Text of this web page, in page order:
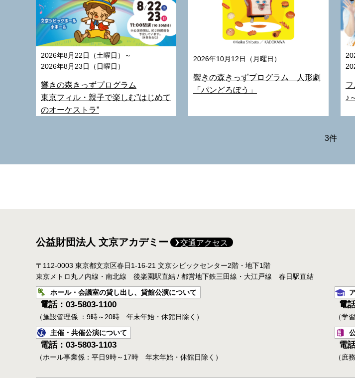
2026年8月22日（土曜日）～
2026年8月23日（日曜日）
響きの森きっずプログラム
東京フィル・親子で楽しむ”はじめて
のオーケストラ”
2026年10月12日（月曜日）
響きの森きっずプログラム 人形劇
「パンどろぼう」
♪
3件
公益財団法人 文京アカデミー 交通アクセス
〒112-0003 東京都文京区春日1-16-21 文京シビックセンター2階・地下1階
東京メトロ丸ノ内線・南北線 後楽園駅直結 / 都営地下鉄三田線・大江戸線 春日駅直結
ホール・会議室の貸し出し、貸館公演について
電話：03-5803-1100
（施設管理係 ：9時～20時 年末年始・休館日除く）
主催・共催公演について
電話：03-5803-1103
（ホール事業係：平日9時～17時 年末年始・休館日除く）
電
（学
電
（庶